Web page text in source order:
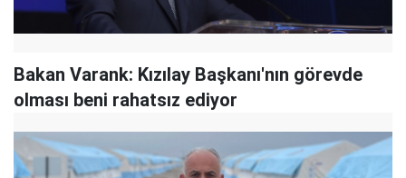
Bakan Varank: Kızılay Başkanı'nın görevde
olması beni rahatsız ediyor